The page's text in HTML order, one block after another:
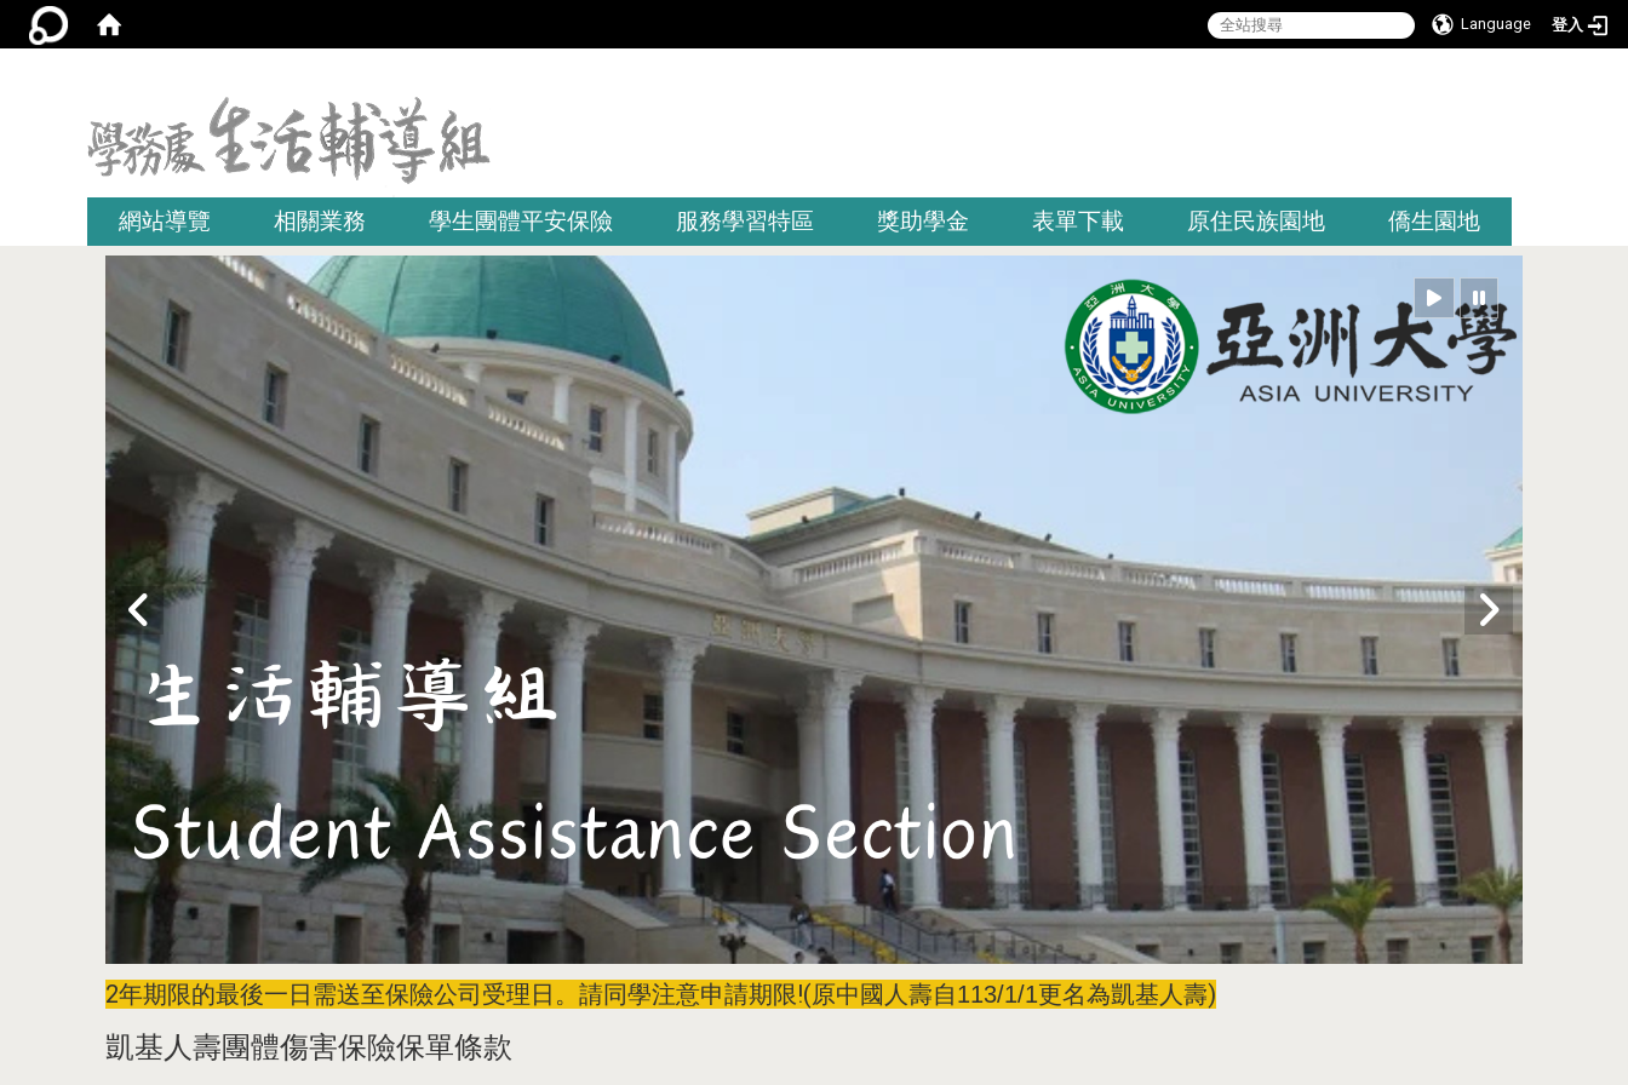
Language 登入
網站導覽 相關業務 學生團體平安保險 服務學習特區 獎助學金 表單下載 原住民族園地 僑生園地
2年期限的最後一日需送至保險公司受理日。請同學注意申請期限!(原中國人壽自113/1/1更名為凱基人壽)
凱基人壽團體傷害保險保單條款